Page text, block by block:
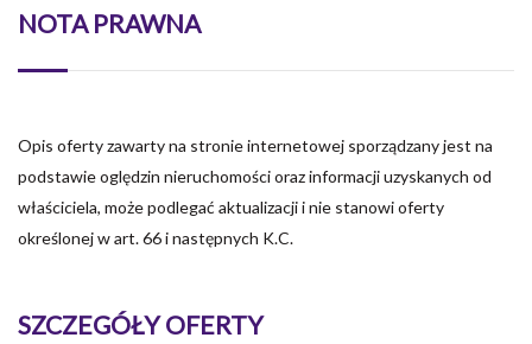
NOTA PRAWNA
Opis oferty zawarty na stronie internetowej sporządzany jest na
podstawie oględzin nieruchomości oraz informacji uzyskanych od
właściciela, może podlegać aktualizacji i nie stanowi oferty
określonej w art. 66 i następnych K.C.
SZCZEGÓŁY OFERTY